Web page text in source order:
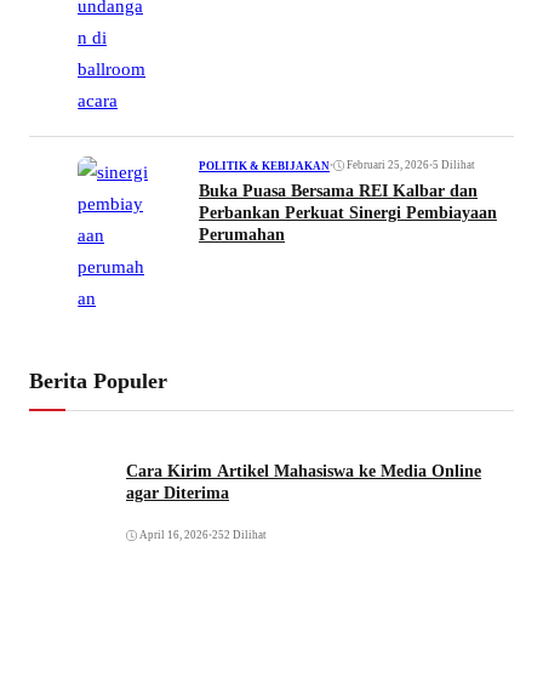
POLITIK & KEBIJAKAN• Februari 25, 2026•5 Dilihat
Buka Puasa Bersama REI Kalbar dan
Perbankan Perkuat Sinergi Pembiayaan
Perumahan
Berita Populer
Cara Kirim Artikel Mahasiswa ke Media Online
agar Diterima
April 16, 2026•252 Dilihat